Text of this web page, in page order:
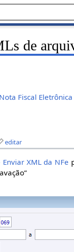
de
Fiscal Eletrônica
editar
Enviar XML da NFe